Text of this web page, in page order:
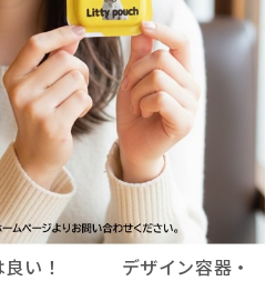
良い！ デザイン容器・